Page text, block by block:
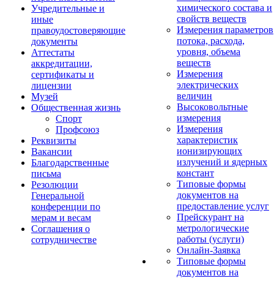
Учредительные и
иные
правоудостоверяющие
документы
Аттестаты
аккредитации,
сертификаты и
лицензии
Музей
Общественная жизнь
Спорт
Профсоюз
Реквизиты
Вакансии
Благодарственные
письма
Резолюции
Генеральной
конференции по
мерам и весам
Соглашения о
сотрудничестве
химического состава и
свойств веществ
Измерения параметров
потока, расхода,
уровня, объема
веществ
Измерения
электрических
величин
Высоковольтные
измерения
Измерения
характеристик
ионизирующих
излучений и ядерных
констант
Типовые формы
документов на
предоставление услуг
Прейскурант на
метрологические
работы (услуги)
Онлайн-Заявка
Типовые формы
документов на